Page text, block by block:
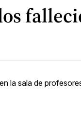
la sala de